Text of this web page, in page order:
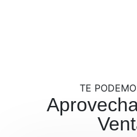
TE